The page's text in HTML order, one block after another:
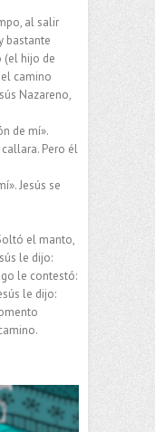
al salir
bastante
(el hijo de
camino
Nazareno,
de mí».
Pero él
Jesús se
el manto,
le dijo:
le contestó:
le dijo: